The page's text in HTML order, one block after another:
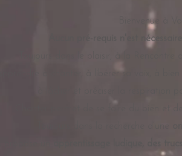
Bienvenue à
Aucun pré-requis n'est
la Rencontre
Apprendre à chanter, à libérer sa voix, à
Chanter permet de se faire du bien et